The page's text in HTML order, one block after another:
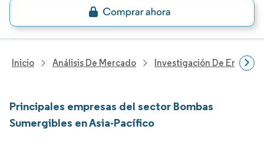
Inicio Análisis De Mercado Investigación De Energía
Principales empresas del sector Bombas
Sumergibles en Asia-Pacífico